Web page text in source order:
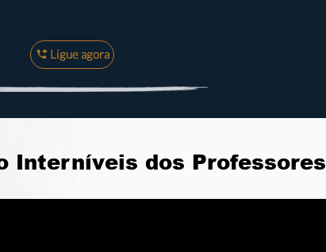
Ligue agora
Interníveis dos Professores